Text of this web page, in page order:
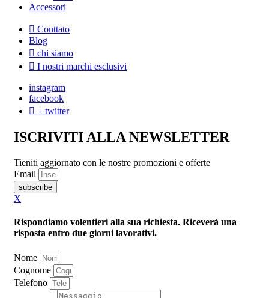
Accessori
Conttato
Blog
chi siamo
I nostri marchi esclusivi
instagram
facebook
+ twitter
ISCRIVITI ALLA NEWSLETTER
Tieniti aggiornato con le nostre promozioni e offerte
Email
subscribe
X
Rispondiamo volentieri alla sua richiesta. Riceverà una
risposta entro due giorni lavorativi.
Nome
Cognome
Telefono